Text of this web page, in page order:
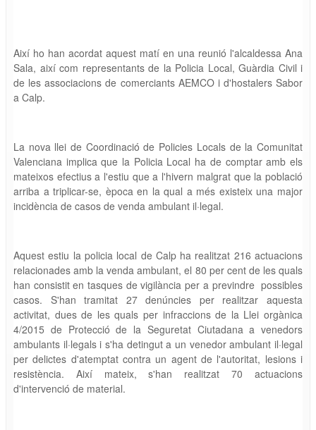
Així ho han acordat aquest matí en una reunió l'alcaldessa Ana
Sala, així com representants de la Policia Local, Guàrdia Civil i
de les associacions de comerciants AEMCO i d'hostalers Sabor
a Calp.
La nova llei de Coordinació de Policies Locals de la Comunitat
Valenciana implica que la Policia Local ha de comptar amb els
mateixos efectius a l'estiu que a l'hivern malgrat que la població
arriba a triplicar-se, època en la qual a més existeix una major
incidència de casos de venda ambulant il·legal.
Aquest estiu la policia local de Calp ha realitzat 216 actuacions
relacionades amb la venda ambulant, el 80 per cent de les quals
han consistit en tasques de vigilància per a previndre possibles
casos. S'han tramitat 27 denúncies per realitzar aquesta
activitat, dues de les quals per infraccions de la Llei orgànica
4/2015 de Protecció de la Seguretat Ciutadana a venedors
ambulants il·legals i s'ha detingut a un venedor ambulant il·legal
per delictes d'atemptat contra un agent de l'autoritat, lesions i
resistència. Així mateix, s'han realitzat 70 actuacions
d'intervenció de material.